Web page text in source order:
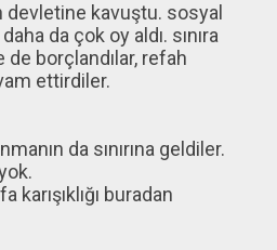
devletine kavuştu. sosyal
da çok oy aldı. sınıra
borçlandılar, refah
ettirdiler.
da sınırına geldiler.
karışıklığı buradan